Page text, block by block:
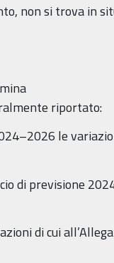
non si trova in
riportato:
le
di previsione
di cui